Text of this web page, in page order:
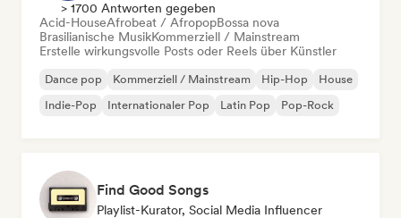
> 1700 Antworten gegeben
Acid-HouseAfrobeat / AfropopBossa nova
Brasilianische MusikKommerziell / Mainstream
Erstelle wirkungsvolle Posts oder Reels über Künstler
Dance pop Kommerziell / Mainstream Hip-Hop
House
Indie-Pop
Internationaler Pop Latin Pop Pop-Rock
Find Good Songs
Playlist-Kurator, Social Media Influencer